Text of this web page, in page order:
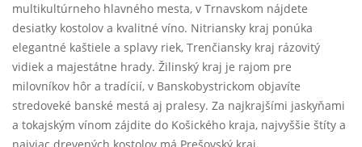
multikultúrneho hlavného mesta, v Trnavskom nájdete
desiatky kostolov a kvalitné víno. Nitriansky kraj ponúka
elegantné kaštiele a splavy riek, Trenčiansky kraj rázovitý
vidiek a majestátne hrady. Žilinský kraj je rajom pre
milovníkov hôr a tradícií, v Banskobystrickom objavíte
stredoveké banské mestá aj pralesy. Za najkrajšími jaskyňami
a tokajským vínom zájdite do Košického kraja, najvyššie štíty a